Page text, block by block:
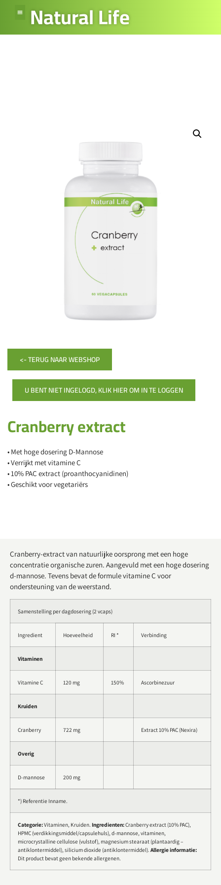
Natural Life
<- TERUG NAAR WEBSHOP
U BENT NIET INGELOGD, KLIK HIER OM IN TE LOGGEN
Cranberry extract
• Met hoge dosering D-Mannose
• Verrijkt met vitamine C
• 10% PAC extract (proanthocyanidinen)
• Geschikt voor vegetariërs
Cranberry-extract van natuurlijke oorsprong met een hoge
concentratie organische zuren. Aangevuld met een hoge dosering
d-mannose. Tevens bevat de formule vitamine C voor
ondersteuning van de weerstand.
Samenstelling per dagdosering (2 vcaps)
Ingredient Hoeveelheid RI * Verbinding
Vitaminen
Vitamine C 120 mg 150% Ascorbinezuur
Kruiden
Cranberry 722 mg Extract 10% PAC (Nexira)
Overig
D-mannose 200 mg
*) Referentie Inname.
Categorie:Vitaminen, Kruiden. Ingredienten:Cranberry extract (10% PAC),
HPMC (verdikkingsmiddel/capsulehuls), d-mannose, vitaminen,
microcrystalline cellulose (vulstof), magnesium stearaat (plantaardig –
antiklontermiddel), silicium dioxide (antiklontermiddel). Allergie informatie:
Dit product bevat geen bekende allergenen.